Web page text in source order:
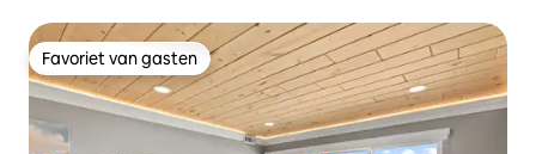
Favoriet van gasten
Favoriet van gasten